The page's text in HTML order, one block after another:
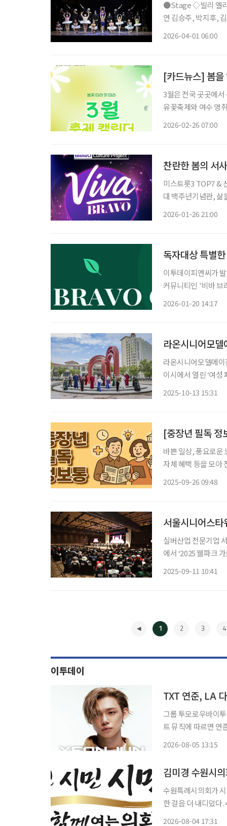
●Stage ◇빌리 엘리어트 일정 4월 12일 ~ 7월 26일 장소 블루스퀘어 연출 에드 번사이드 출
연 김승주, 박지후,
2026-04-01 06:00
[카드뉴스] 봄을
3월은 전국 곳곳에
유꽃축제와 여수 영
2026-02-26 07:00
찬란한 봄의 서
미스트롯3 TOP7 &
대 백주년기념관, 삶을 위로하
2026-01-26 21:00
독자대상 특별
이투데이피엔씨가
커뮤니티인 '비바 브라보 클럽' 1기
2026-01-20 14:17
라온시니어모
라온시니어모델에
이시에서 열린 ‘여
2025-10-13 15:31
[중장년 필독 정
바쁜 일상, 풍요로운
자체 혜택 등을 모아 전달 드립니다. 불꽃·걷기·역사
2025-09-26 09:48
서울시니어스타
실버산업 전문기업
에서 ‘2025 웰파크
2025-09-11 10:41
1 2 3 4
이투데이
TXT 연준, LA
그룹 투모로우바이투
트 뮤직에 따르면
2026-08-05 13:15
수원특례시의회가
한 걸음 더 내디뎠다. 4일 이투데이 취재를 종합하면, 수원특례시의회는 대시민 공모전을 거
2026-08-04 17:31